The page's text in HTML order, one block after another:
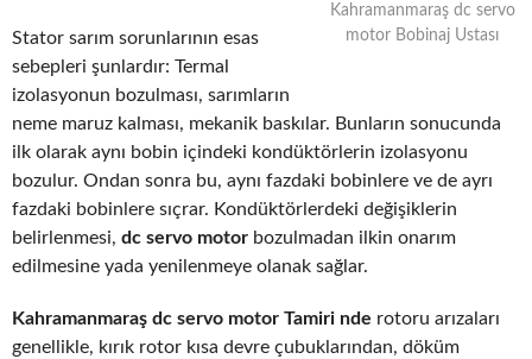
Kahramanmaraş dc servo
motor Bobinaj Ustası
Stator sarım sorunlarının esas
sebepleri şunlardır: Termal
izolasyonun bozulması, sarımların
neme maruz kalması, mekanik baskılar. Bunların sonucunda
ilk olarak aynı bobin içindeki kondüktörlerin izolasyonu
bozulur. Ondan sonra bu, aynı fazdaki bobinlere ve de ayrı
fazdaki bobinlere sıçrar. Kondüktörlerdeki değişiklerin
belirlenmesi, dc servo motor bozulmadan ilkin onarım
edilmesine yada yenilenmeye olanak sağlar.
Kahramanmaraş dc servo motor Tamiri nde rotoru arızaları
genellikle, kırık rotor kısa devre çubuklarından, döküm